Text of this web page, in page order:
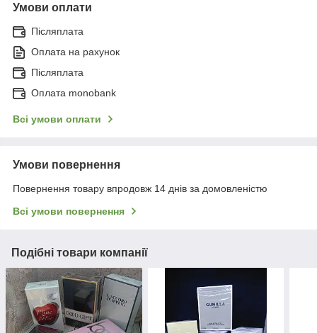
Умови оплати
Післяплата
Оплата на рахунок
Післяплата
Оплата monobank
Всі умови оплати
Умови повернення
Повернення товару впродовж 14 днів за домовленістю
Всі умови повернення
Подібні товари компанії